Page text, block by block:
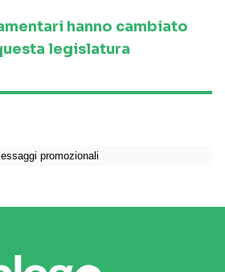
hanno cambiato
legislatura